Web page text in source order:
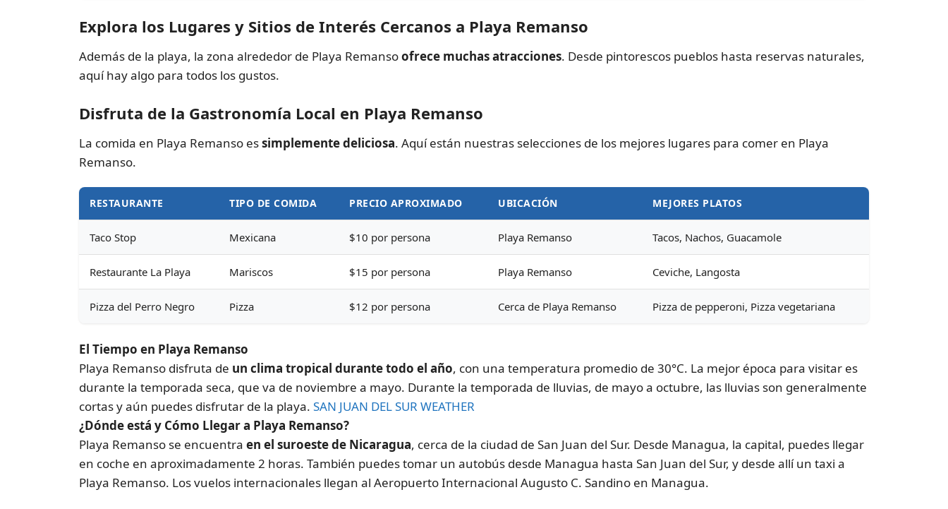
Explora los Lugares y Sitios de Interés Cercanos a Playa Remanso
Además de la playa, la zona alrededor de Playa Remansoofrece muchas atracciones. Desde pintorescos pueblos hasta reservas naturales,
aquí hay algo para todos los gustos.
Disfruta de la Gastronomía Local en Playa Remanso
La comida en Playa Remanso essimplemente deliciosa. Aquí están nuestras selecciones de los mejores lugares para comer en Playa
Remanso.
RESTAURANTE TIPO DE COMIDA PRECIO APROXIMADO UBICACIÓN MEJORES PLATOS
Taco Stop Mexicana $10 por persona Playa Remanso Tacos, Nachos, Guacamole
Restaurante La Playa Mariscos $15 por persona Playa Remanso Ceviche, Langosta
Pizza del Perro Negro Pizza $12 por persona Cerca de Playa Remanso Pizza de pepperoni, Pizza vegetariana
El Tiempo en Playa Remanso
Playa Remanso disfruta de un clima tropical durante todo el año, con una temperatura promedio de 30°C. La mejor época para visitar es
durante la temporada seca, que va de noviembre a mayo. Durante la temporada de lluvias, de mayo a octubre, las lluvias son generalmente
cortas y aún puedes disfrutar de la playa. SAN JUAN DEL SUR WEATHER
¿Dónde está y Cómo Llegar a Playa Remanso?
Playa Remanso se encuentra en el suroeste de Nicaragua, cerca de la ciudad de San Juan del Sur. Desde Managua, la capital, puedes llegar
en coche en aproximadamente 2 horas. También puedes tomar un autobús desde Managua hasta San Juan del Sur, y desde allí un taxi a
Playa Remanso. Los vuelos internacionales llegan al Aeropuerto Internacional Augusto C. Sandino en Managua.